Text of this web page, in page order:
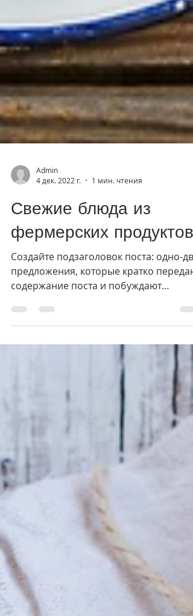
4 дек. 2022 г.
1 мин. чтения
Свежие блюда из
фермерских продуктов
Создайте подзаголовок поста: одно-два
предложения, которые кратко
содержание поста и побуждают
продолжить чтение. Это текст...